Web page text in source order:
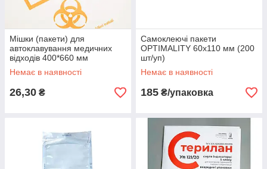
Мішки (пакети) для
автоклавування медичних
відходів 400*660 мм
Немає в наявності
26,30 ₴
Самоклеючі пакети
OPTIMALITY 60х110 мм (200
шт/уп)
Немає в наявності
185 ₴/упаковка